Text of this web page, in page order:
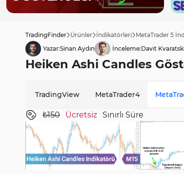
TradingFinder Ürünler İndikatörleri MetaTrader 5
Yazar:Sinan Aydın İnceleme:Davit
Heiken Ashi Candles
TradingView MetaTrader4
₺150 Ücretsiz Sınırlı Süre